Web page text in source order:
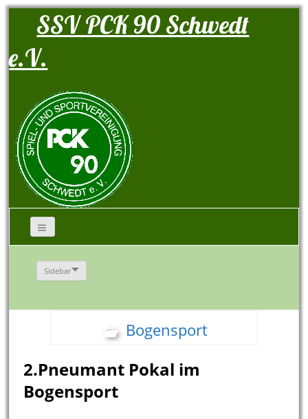
SSV PCK 90 Schwedt
e.V.
Sidebar
Bogensport
2.Pneumant Pokal im
Bogensport